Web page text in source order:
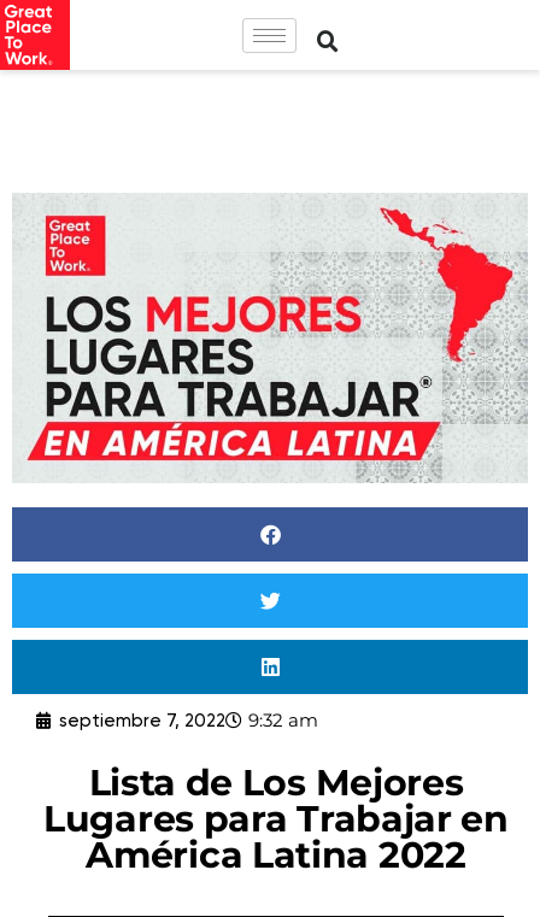
septiembre 7, 2022 9:32 am
Lista de Los Mejores
Lugares para Trabajar en
América Latina 2022